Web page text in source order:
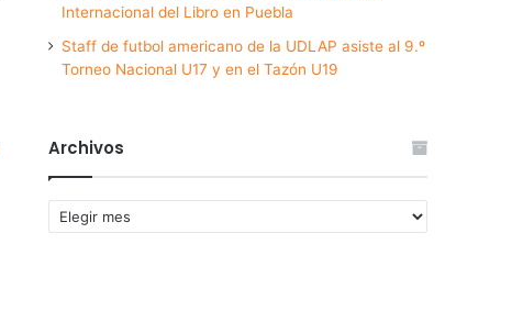
Internacional del Libro en Puebla
Staff de futbol americano de la UDLAP asiste al 9.º
Torneo Nacional U17 y en el Tazón U19
Archivos
Archivos